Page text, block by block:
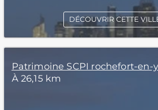
DÉCOUVRIR CETTE
Patrimoine SCPI rochefort-en-
À 26,15 km